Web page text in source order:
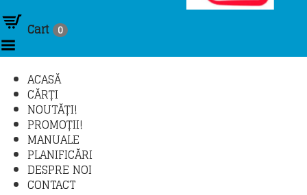
Cart 0
Toggle Menu
ACASĂ
CĂRȚI
NOUTĂȚI!
PROMOȚII!
MANUALE
PLANIFICĂRI
DESPRE NOI
CONTACT